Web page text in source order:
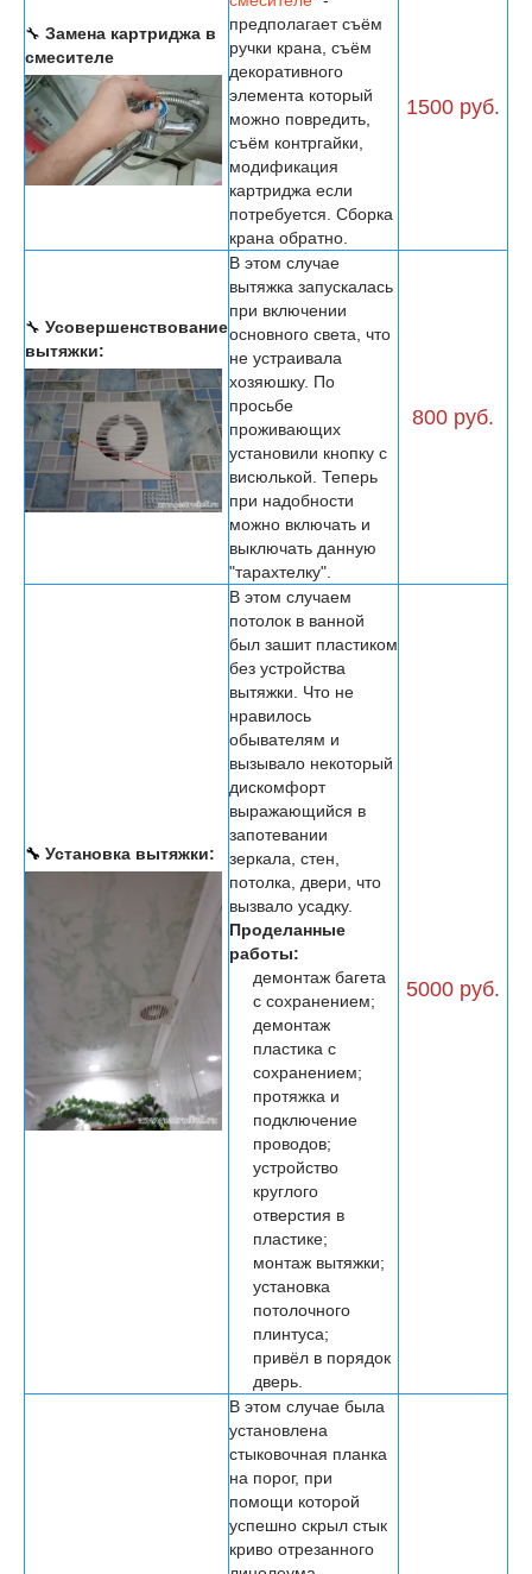
🔧 Замена картриджа в
смесителе
предполагает съём
ручки крана, съём
декоративного
элемента который
можно повредить,
съём контргайки,
модификация
картриджа если
потребуется. Сборка
крана обратно.
1500 руб.
🔧 Усовершенствование
вытяжки:
В этом случае
вытяжка запускалась
при включении
основного света, что
не устраивала
хозяюшку. По
просьбе
проживающих
установили кнопку с
висюлькой. Теперь
при надобности
можно включать и
выключать данную
"тарахтелку".
800 руб.
🔧 Установка вытяжки:
В этом случаем
потолок в ванной
был зашит пластиком
без устройства
вытяжки. Что не
нравилось
обывателям и
вызывало некоторый
дискомфорт
выражающийся в
запотевании
зеркала, стен,
потолка, двери, что
вызвало усадку.
Проделанные
работы:
демонтаж багета
с сохранением;
демонтаж
пластика с
сохранением;
протяжка и
подключение
проводов;
устройство
круглого
отверстия в
пластике;
монтаж вытяжки;
установка
потолочного
плинтуса;
привёл в порядок
дверь.
5000 руб.
В этом случае была
установлена
стыковочная планка
на порог, при
помощи которой
успешно скрыл стык
криво отрезанного